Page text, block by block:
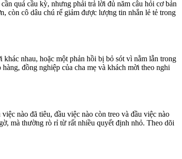
quá cầu kỳ, nhưng phải trả lời đủ năm câu hỏi cơ bản
còn cô dâu chú rể giảm được lượng tin nhắn lẻ tẻ trong
nhau, hoặc một phản hồi bị bỏ sót vì nằm lẫn trong
đồng nghiệp của cha mẹ và khách mời theo nghi
nào đã tiêu, đầu việc nào còn treo và đầu việc nào
mà thường rò rỉ từ rất nhiều quyết định nhỏ. Theo dõi